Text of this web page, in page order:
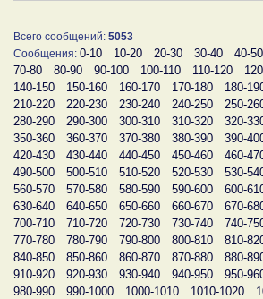
Всего сообщений: 5053
Сообщения: 0-10 10-20 20-30 30-40 40-50
70-80
80-90 90-100 100-110 110-120
140-150
150-160 160-170 170-180 180-
210-220
220-230 230-240 240-250 250-
280-290
290-300 300-310 310-320 320-
350-360
360-370 370-380 380-390 390-
420-430
430-440 440-450 450-460 460-
490-500
500-510 510-520 520-530 530-
560-570
570-580 580-590 590-600 600-
630-640
640-650 650-660 660-670 670-
700-710
710-720 720-730 730-740 740-
770-780
780-790 790-800 800-810 810-
840-850
850-860 860-870 870-880 880-
910-920
920-930 930-940 940-950 950-
980-990
990-1000 1000-1010 1010-1020